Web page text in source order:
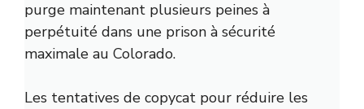
purge maintenant plusieurs peines à
perpétuité dans une prison à sécurité
maximale au Colorado.
Les tentatives de copycat pour réduire les